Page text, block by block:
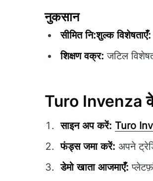
नुकसान
सीमित नि:शुल्क विशेषताएँ:
शिक्षण वक्र: जटिल
Turo Invenza
साइन अप करें: Turo
फंड्स जमा करें: अपने
डेमो खाता आजमाएँ: